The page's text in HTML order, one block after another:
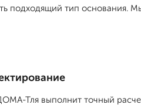
подходящий тип основания.
Тля выполнит точный